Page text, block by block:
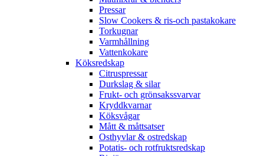
Pressar
Slow Cookers & ris-och pastakokare
Torkugnar
Varmhållning
Vattenkokare
Köksredskap
Citruspressar
Durkslag & silar
Frukt- och grönsakssvarvar
Kryddkvarnar
Köksvågar
Mått & måttsatser
Osthyvlar & ostredskap
Potatis- och rotfruktsredskap